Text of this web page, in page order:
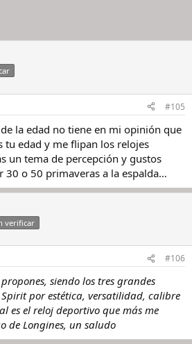
#105
la edad no tiene en mi opinión que
tu edad y me flipan los relojes
un tema de percepción y gustos
30 o 50 primaveras a la espalda…
verificar
#106
siendo los tres grandes
por estética, versatilidad, calibre
es el reloj deportivo que más me
de Longines, un saludo